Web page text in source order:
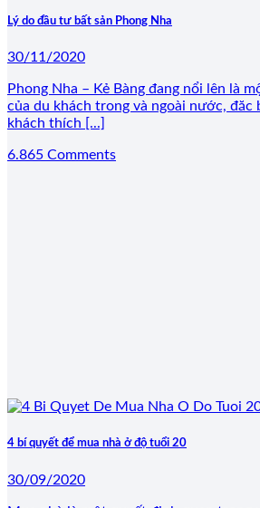
Lý do đầu tư bất sản Phong Nha
30/11/2020
Phong Nha – Kẻ Bàng đang nổi lên là
của du khách trong và ngoài nước, đăc
khách thích [...]
6.865 Comments
4 bí quyết để mua nhà ở độ tuổi 20
30/09/2020